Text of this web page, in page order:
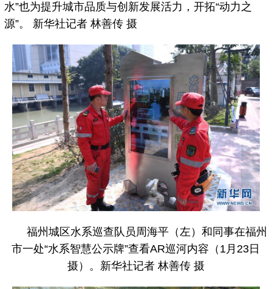
水”也为提升城市品质与创新发展活力，开拓“动力之
源”。 新华社记者 林善传 摄
福州城区水系巡查队员周海平（左）和同事在福州
市一处“水系智慧公示牌”查看AR巡河内容（1月23日
摄）。新华社记者 林善传 摄